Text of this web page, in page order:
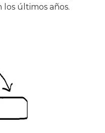
últimos años.